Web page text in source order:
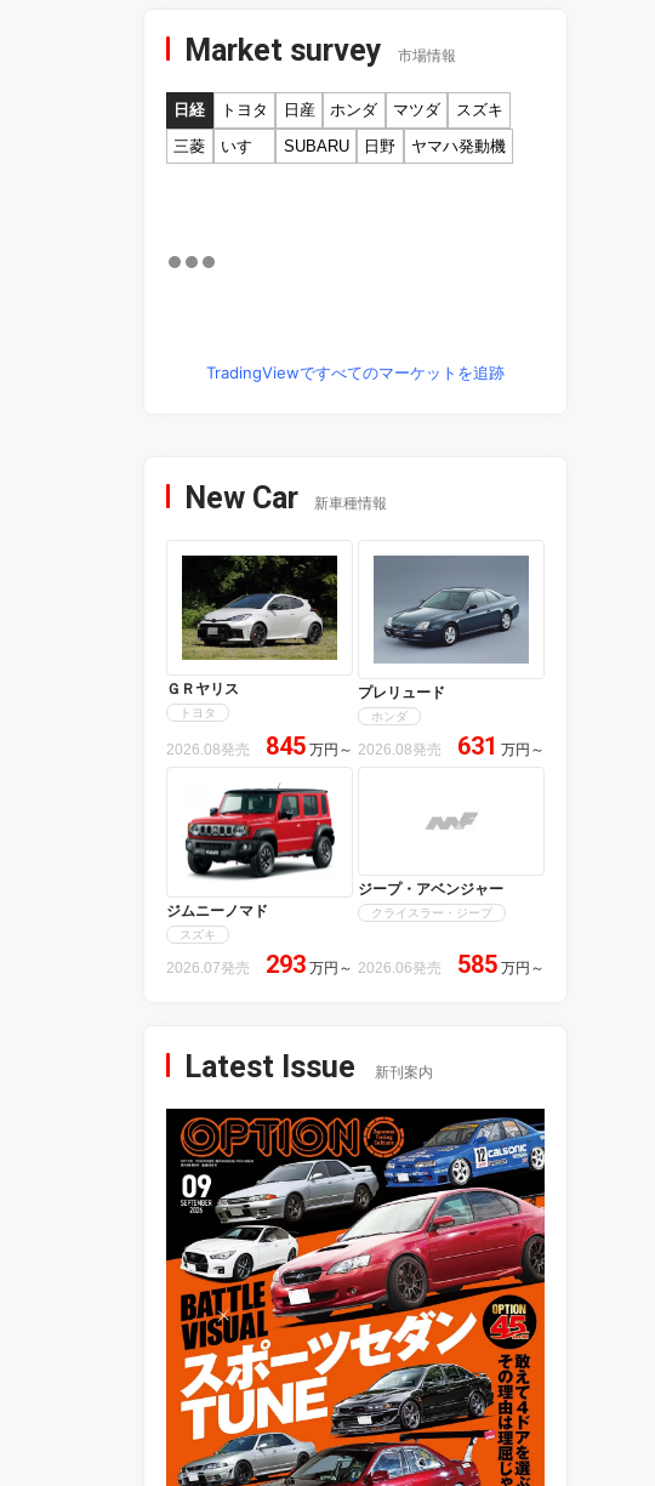
Market survey 市場情報
日経 トヨタ 日産 ホンダ マツダ
スズキ
三菱
いすゞ SUBARU 日野 ヤマハ発動機
TradingViewですべてのマーケットを追跡
New Car 新車種情報
ＧＲヤリス
トヨタ
2026.08発売 845 万円 ～
プレリュード
ホンダ
2026.08発売 631 万円 ～
ジムニーノマド
スズキ
2026.07発売 293 万円 ～
ジープ・アベンジャー
クライスラー・ジープ
2026.06発売 585 万円 ～
Latest Issue 新刊案内